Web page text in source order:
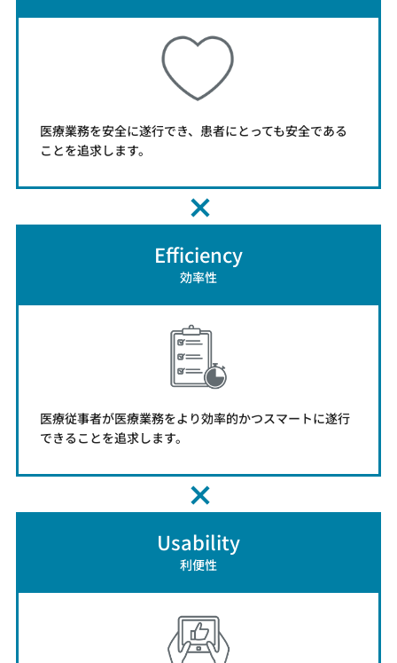
医療業務を安全に遂行でき、患者にとっても安全である
ことを追求します。
Efficiency
効率性
医療従事者が医療業務をより効率的かつスマートに遂行
できることを追求します。
Usability
利便性